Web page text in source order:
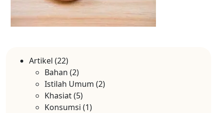
Artikel (22)
Bahan (2)
Istilah Umum (2)
Khasiat(5)
Konsumsi (1)